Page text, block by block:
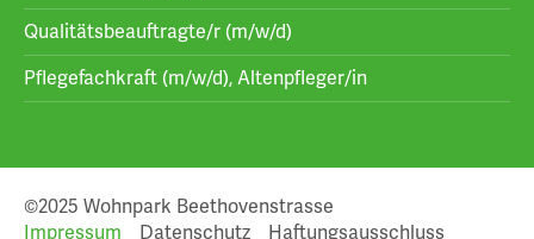
Qualitätsbeauftragte/r (m/w/d)
Pflegefachkraft (m/w/d), Altenpfleger/in
©2025 Wohnpark Beethovenstrasse
Impressum
Datenschutz Haftungsausschluss